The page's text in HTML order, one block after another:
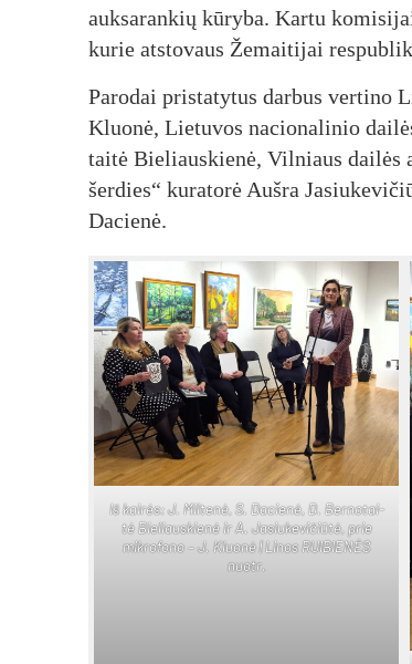
auk­sa­ran­kių kū­ry­ba. Kar­tu
ku­rie at­sto­vaus Že­mai­ti­jai
Pa­ro­dai pri­sta­ty­tus dar­bus ver­ti­no
Kluo­nė, Lie­tu­vos na­cio­na­li­nio
tai­tė Bie­liaus­kie­nė, Vil­niaus dai­lės
šer­dies“ ku­ra­to­rė Auš­ra
Da­cie­nė.
Iš kai­rės: J. Mil­te­nė, S. Da­cie­nė, D. Ber­no­tai­
tė Bie­liaus­kie­nė ir A. Ja­siu­ke­vi­čiū­tė, prie
mik­ro­fo­no – J. Kluo­nė | Li­nos RUI­BIE­NĖS
nuo­tr.